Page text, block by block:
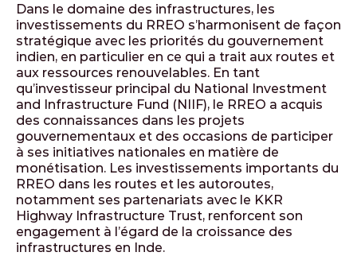
Dans le domaine des infrastructures, les
investissements du RREO s’harmonisent de façon
stratégique avec les priorités du gouvernement
indien, en particulier en ce qui a trait aux routes et
aux ressources renouvelables. En tant
qu’investisseur principal du National Investment
and Infrastructure Fund (NIIF), le RREO a acquis
des connaissances dans les projets
gouvernementaux et des occasions de participer
à ses initiatives nationales en matière de
monétisation. Les investissements importants du
RREO dans les routes et les autoroutes,
notamment ses partenariats avec le KKR
Highway Infrastructure Trust, renforcent son
engagement à l’égard de la croissance des
infrastructures en Inde.